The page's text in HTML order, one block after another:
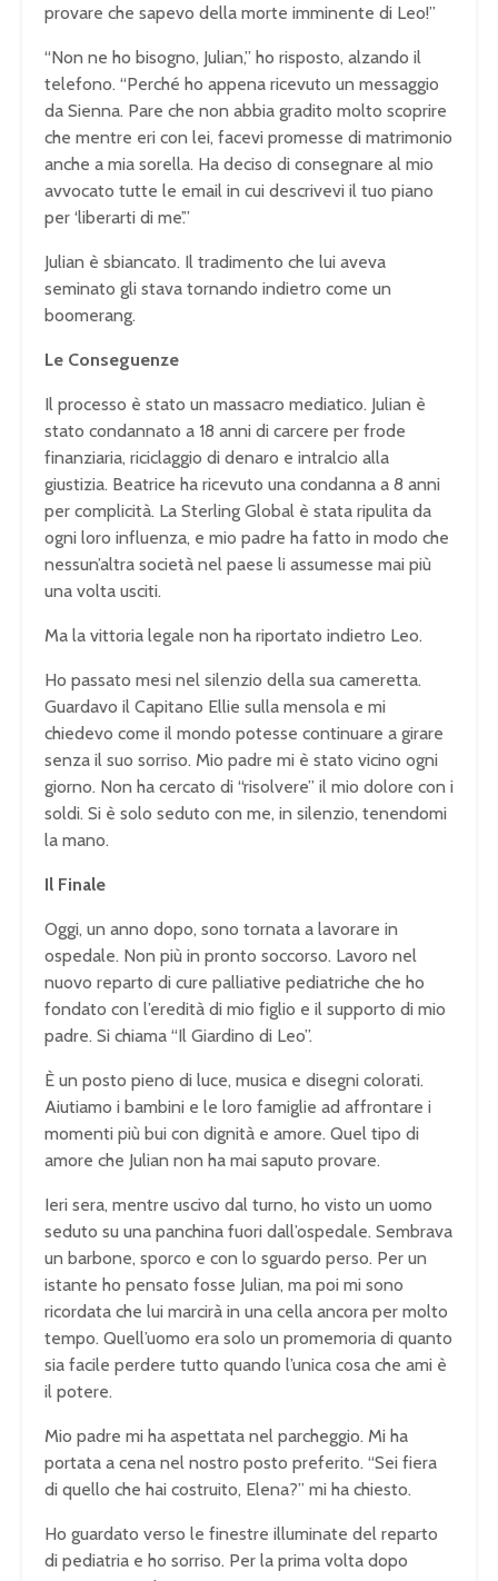
provare che sapevo della morte imminente di Leo!”
“Non ne ho bisogno, Julian,” ho risposto, alzando il
telefono. “Perché ho appena ricevuto un messaggio
da Sienna. Pare che non abbia gradito molto scoprire
che mentre eri con lei, facevi promesse di matrimonio
anche a mia sorella. Ha deciso di consegnare al mio
avvocato tutte le email in cui descrivevi il tuo piano
per ‘liberarti di me’.”
Julian è sbiancato. Il tradimento che lui aveva
seminato gli stava tornando indietro come un
boomerang.
Le Conseguenze
Il processo è stato un massacro mediatico. Julian è
stato condannato a 18 anni di carcere per frode
finanziaria, riciclaggio di denaro e intralcio alla
giustizia. Beatrice ha ricevuto una condanna a 8 anni
per complicità. La Sterling Global è stata ripulita da
ogni loro influenza, e mio padre ha fatto in modo che
nessun’altra società nel paese li assumesse mai più
una volta usciti.
Ma la vittoria legale non ha riportato indietro Leo.
Ho passato mesi nel silenzio della sua cameretta.
Guardavo il Capitano Ellie sulla mensola e mi
chiedevo come il mondo potesse continuare a girare
senza il suo sorriso. Mio padre mi è stato vicino ogni
giorno. Non ha cercato di “risolvere” il mio dolore con i
soldi. Si è solo seduto con me, in silenzio, tenendomi
la mano.
Il Finale
Oggi, un anno dopo, sono tornata a lavorare in
ospedale. Non più in pronto soccorso. Lavoro nel
nuovo reparto di cure palliative pediatriche che ho
fondato con l’eredità di mio figlio e il supporto di mio
padre. Si chiama “Il Giardino di Leo”.
È un posto pieno di luce, musica e disegni colorati.
Aiutiamo i bambini e le loro famiglie ad affrontare i
momenti più bui con dignità e amore. Quel tipo di
amore che Julian non ha mai saputo provare.
Ieri sera, mentre uscivo dal turno, ho visto un uomo
seduto su una panchina fuori dall’ospedale. Sembrava
un barbone, sporco e con lo sguardo perso. Per un
istante ho pensato fosse Julian, ma poi mi sono
ricordata che lui marcirà in una cella ancora per molto
tempo. Quell’uomo era solo un promemoria di quanto
sia facile perdere tutto quando l’unica cosa che ami è
il potere.
Mio padre mi ha aspettata nel parcheggio. Mi ha
portata a cena nel nostro posto preferito. “Sei fiera
di quello che hai costruito, Elena?” mi ha chiesto.
Ho guardato verso le finestre illuminate del reparto
di pediatria e ho sorriso. Per la prima volta dopo